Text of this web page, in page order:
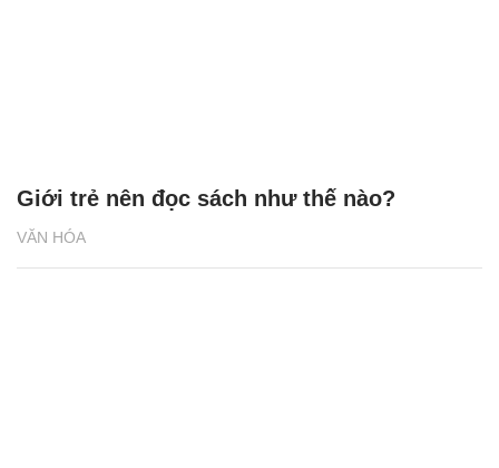
VĂN HÓA
Giới trẻ nên đọc sách như thế nào?